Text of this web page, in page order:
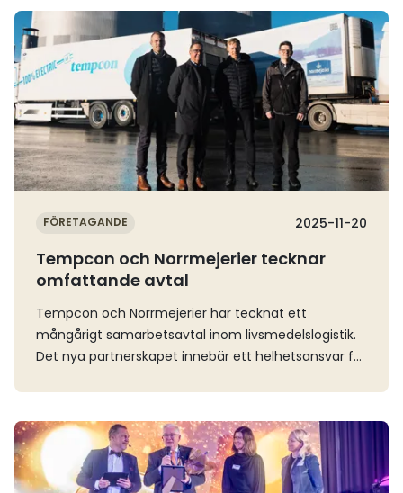
FÖRETAGANDE 2025-11-20
Tempcon och Norrmejerier tecknar
omfattande avtal
Tempcon och Norrmejerier har tecknat ett
mångårigt samarbetsavtal inom livsmedelslogistik.
Det nya partnerskapet innebär ett helhetsansvar för
Norrmejeriers verksamhet.Norrmejeriers verksamhet
utgick tidigare från både Luleå och Umeå, men nu
koncentreras produktionen till mejeriet i Umeå. I takt
med förändringen har också kraven på
Läs mer
Läs mer